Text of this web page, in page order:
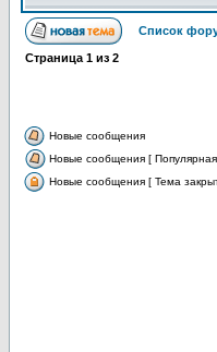
Список
Страница 1 из 2
Новые сообщения
Новые сообщения [
Новые сообщения [ Тема